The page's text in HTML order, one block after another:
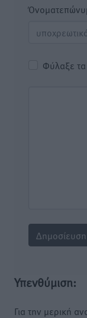
Φύλαξε τα
Υπενθύμιση:
Για την μερική